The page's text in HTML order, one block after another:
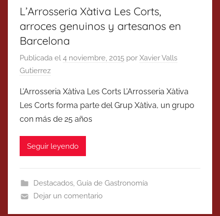
L’Arrosseria Xàtiva Les Corts,
arroces genuinos y artesanos en
Barcelona
Publicada el 4 noviembre, 2015 por Xavier Valls
Gutierrez
L’Arrosseria Xàtiva Les Corts L’Arrosseria Xàtiva
Les Corts forma parte del Grup Xàtiva, un grupo
con más de 25 años
Seguir leyendo
Destacados, Guía de Gastronomía
Dejar un comentario